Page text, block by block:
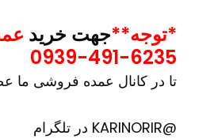
*توجه**جهت خرید
0939-491-6235
تا در کانال عمده فروشی ما
@KARINORIR در تلگرام